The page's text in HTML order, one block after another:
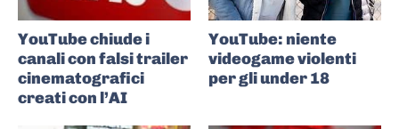
YouTube chiude i
canali con falsi trailer
cinematografici
creati con l’AI
YouTube: niente
videogame violenti
per gli under 18